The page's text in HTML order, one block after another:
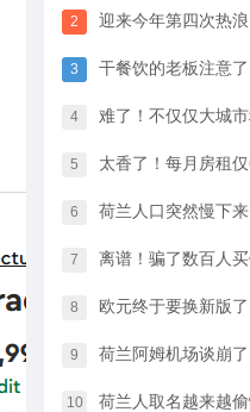
2 迎来今年第四次热浪！荷兰未来
3 干餐饮的老板注意了！在荷兰
4 难了！不仅仅大城市租房难，
5 太香了！每月房租仅65欧，荷
6 荷兰人口突然慢下来了！原因曝
7 离谱！骗了数百人买假机票，
8 欧元终于要换新版了！10套新设
9 荷兰阿姆机场谈崩了，安检
10 荷兰人取名越来越偷懒？这